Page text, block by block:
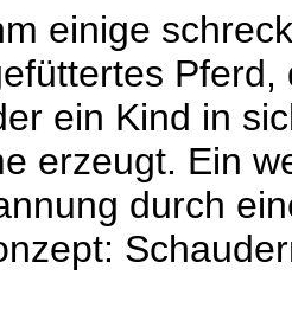
einige
ein Kind in
erzeugt. Ein
durch